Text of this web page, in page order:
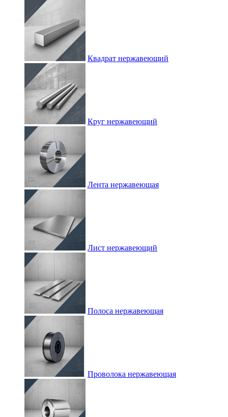
Квадрат нержавеющий
Круг нержавеющий
Лента нержавеющая
Лист нержавеющий
Полоса нержавеющая
Проволока нержавеющая